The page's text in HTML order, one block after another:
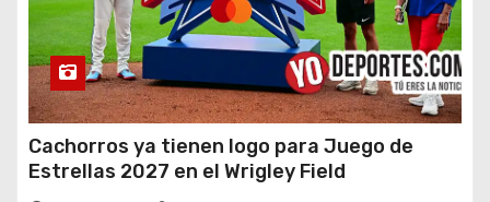
Cachorros ya tienen logo para Juego de
Estrellas 2027 en el Wrigley Field